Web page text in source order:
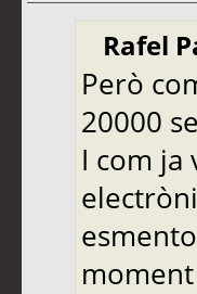
Rafel
Però
20000
I com ja